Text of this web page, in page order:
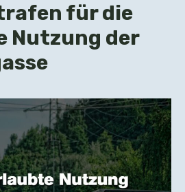
für die
Nutzung der